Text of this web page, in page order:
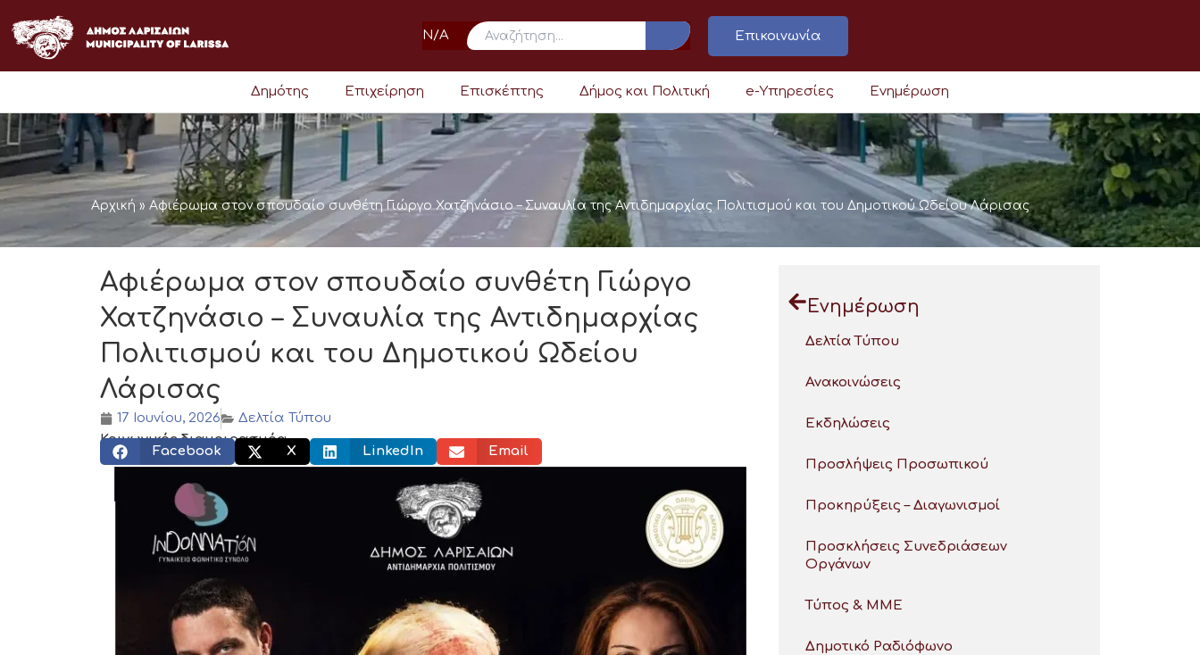
στο
περιεχόμενο
N/A Επικοινωνία
Δημότης Επιχείρηση Επισκέπτης Δήμος και Πολιτική e-Υπηρεσίες Ενημέρωση
Αρχική » Aφιέρωμα στον σπουδαίο συνθέτη Γιώργο Χατζηνάσιο – Συναυλία της Αντιδημαρχίας Πολιτισμού και του Δημοτικού Ωδείου Λάρισας
Aφιέρωμα στον σπουδαίο συνθέτη Γιώργο
Χατζηνάσιο – Συναυλία της Αντιδημαρχίας
Πολιτισμού και του Δημοτικού Ωδείου
Λάρισας
17 Ιουνίου, 2026
Δελτία Τύπου
Κοινωνικός διαμοιρασμός:
Facebook X LinkedIn Email
Ενημέρωση
Δελτία Τύπου
Ανακοινώσεις
Εκδηλώσεις
Προσλήψεις Προσωπικού
Προκηρύξεις – Διαγωνισμοί
Προσκλήσεις Συνεδριάσεων
Οργάνων
Τύπος & ΜΜΕ
Δημοτικό Ραδιόφωνο